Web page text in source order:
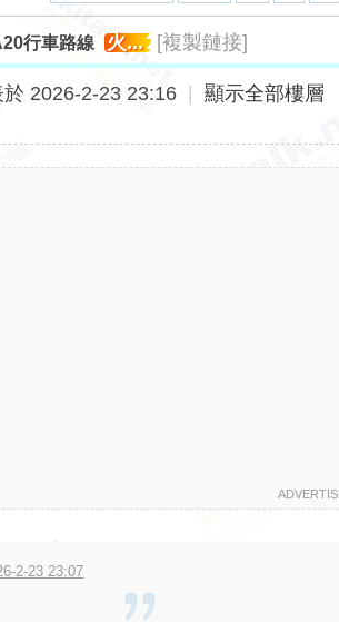
行車路線 火... [複製鏈接]
於 2026-2-23 23:16 顯示全部樓層
2-23 23:07